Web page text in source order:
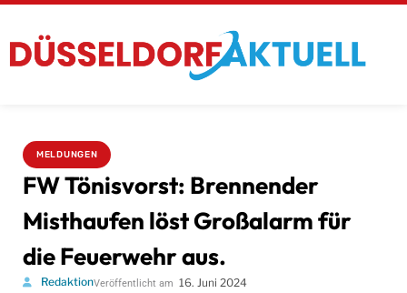
MELDUNGEN
FW Tönisvorst: Brennender
Misthaufen löst Großalarm für
die Feuerwehr aus.
RedaktionVeröffentlicht am 16. Juni 2024